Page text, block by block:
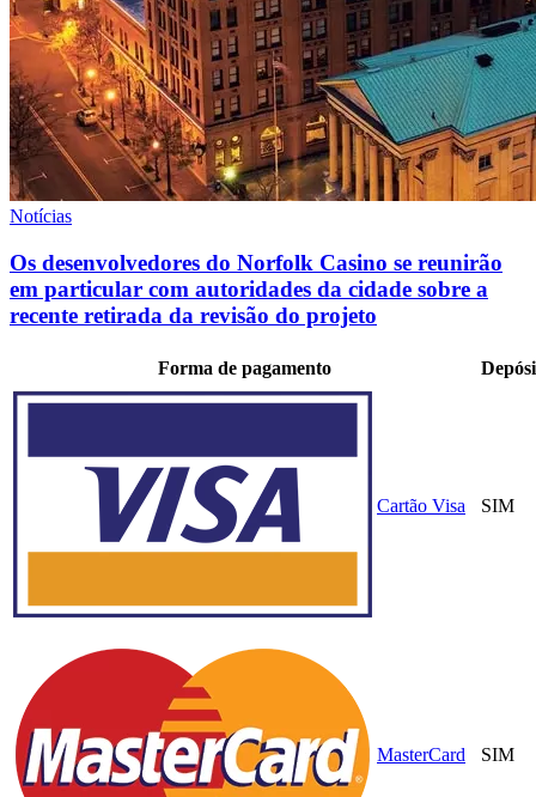
Notícias
Os desenvolvedores do Norfolk Casino se reunirão
em particular com autoridades da cidade sobre a
recente retirada da revisão do projeto
Forma de pagamento
Cartão Visa SIM
MasterCard SIM